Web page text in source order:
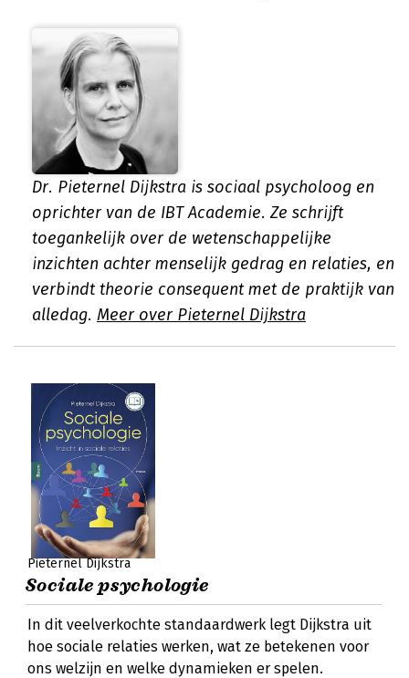
Dr. Pieternel Dijkstra is sociaal psycholoog en
oprichter van de IBT Academie. Ze schrijft
toegankelijk over de wetenschappelijke
inzichten achter menselijk gedrag en relaties, en
verbindt theorie consequent met de praktijk van
alledag. Meer over Pieternel Dijkstra
Pieternel Dijkstra
Sociale psychologie
In dit veelverkochte standaardwerk legt Dijkstra uit
hoe sociale relaties werken, wat ze betekenen voor
ons welzijn en welke dynamieken er spelen.